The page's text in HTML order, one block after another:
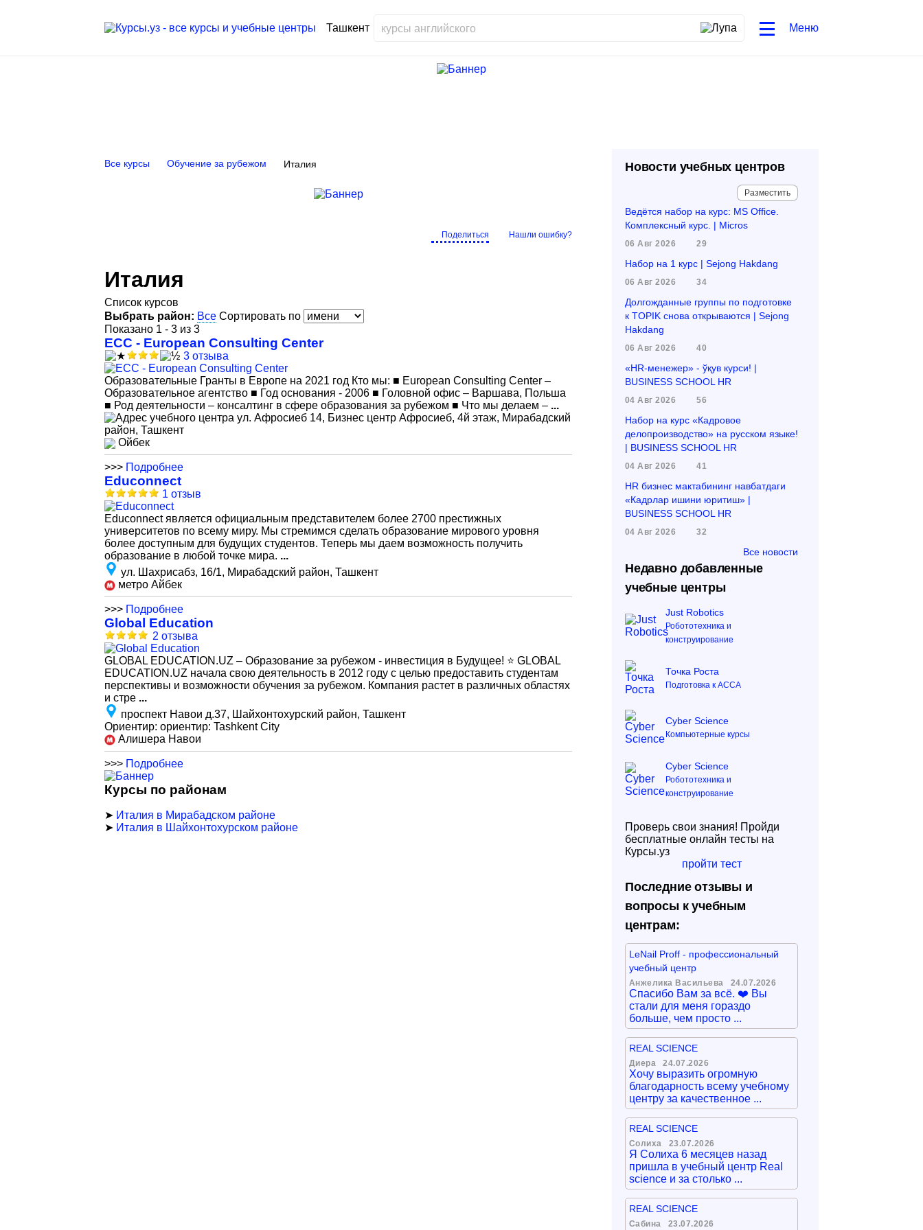
Ташкент Меню
Все курсы Обучение за рубежом Италия
Поделиться Нашли ошибку?
Италия
Список курсов
Выбрать район: Все Сортировать по
Показано 1 - 3 из 3
ECC - European Consulting Center
3 отзыва
Образовательные Гранты в Европе на 2021 год Кто мы: ■ European Consulting Center –
Образовательное агентство ■ Год основания - 2006 ■ Головной офис – Варшава, Польша
■ Род деятельности – консалтинг в сфере образования за рубежом ■ Что мы делаем – ...
ул. Афросиеб 14, Бизнес центр Афросиеб, 4й этаж, Мирабадский
район, Ташкент
Ойбек
>>> Подробнее
Educonnect
1 отзыв
Educonnect является официальным представителем более 2700 престижных
университетов по всему миру. Мы стремимся сделать образование мирового уровня
более доступным для будущих студентов. Теперь мы даем возможность получить
образование в любой точке мира. ...
ул. Шахрисабз, 16/1, Мирабадский район, Ташкент
метро Айбек
>>> Подробнее
Global Education
2 отзыва
GLOBAL EDUCATION.UZ – Образование за рубежом - инвестиция в Будущее! ⭐️ GLOBAL
EDUCATION.UZ начала свою деятельность в 2012 году с целью предоставить студентам
перспективы и возможности обучения за рубежом. Компания растет в различных областях
и стре ...
проспект Навои д.37, Шайхонтохурский район, Ташкент
Ориентир: ориентир: Tashkent City
Алишера Навои
>>> Подробнее
Курсы по районам
➤ Италия в Мирабадском районе
➤ Италия в Шайхонтохурском районе
Новости учебных центров
Разместить
Ведётся набор на курс: MS Office.
Комплексный курс. | Micros
06 Авг 2026 29
Набор на 1 курс | Sejong Hakdang
06 Авг 2026 34
Долгожданные группы по подготовке
к TOPIK снова открываются | Sejong
Hakdang
06 Авг 2026 40
«HR-менежер» - ўқув курси! |
BUSINESS SCHOOL HR
04 Авг 2026 56
Набор на курс «Кадровое
делопроизводство» на русском языке!
| BUSINESS SCHOOL HR
04 Авг 2026 41
HR бизнес мактабининг навбатдаги
«Кадрлар ишини юритиш» |
BUSINESS SCHOOL HR
04 Авг 2026 32
Все новости
Недавно добавленные
учебные центры
Just Robotics
Робототехника и
конструирование
Точка Роста
Подготовка к ACCA
Cyber Science
Компьютерные курсы
Cyber Science
Робототехника и
конструирование
Проверь свои знания! Пройди
бесплатные онлайн тесты на
Курсы.уз
пройти тест
Последние отзывы и
вопросы к учебным
центрам:
LeNail Proff - профессиональный
учебный центр
Анжелика Васильева 24.07.2026
Спасибо Вам за всё. ❤️ Вы
стали для меня гораздо
больше, чем просто ...
REAL SCIENCE
Диера 24.07.2026
Хочу выразить огромную
благодарность всему учебному
центру за качественное ...
REAL SCIENCE
Солиха 23.07.2026
Я Солиха 6 месяцев назад
пришла в учебный центр Real
science и за столько ...
REAL SCIENCE
Сабина 23.07.2026